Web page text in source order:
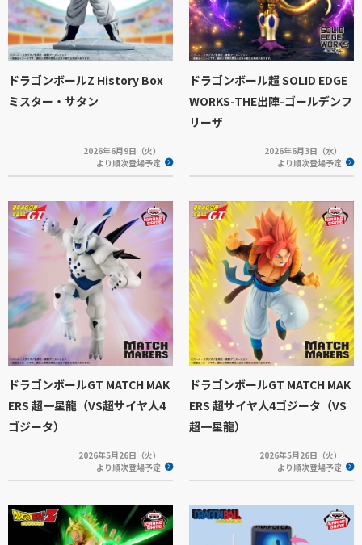
ドラゴンボールZ History Box
ミスター・サタン
2026年6月9日（火）
より順次登場予定
ドラゴンボール超 SOLID EDGE
WORKS-THE出陣-ゴールデンフ
リーザ
2026年6月3日（水）
より順次登場予定
ドラゴンボールGT MATCH MAK
ERS 超一星龍（VS超サイヤ人4
ゴジータ）
2026年5月26日（火）
より順次登場予定
ドラゴンボールGT MATCH MAK
ERS 超サイヤ人4ゴジータ（VS
超一星龍）
2026年5月26日（火）
より順次登場予定